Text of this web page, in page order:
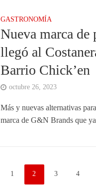
GASTRONOMÍA
Nueva marca
llegó al
Barrio Chick’en
octubre 26, 2023
Más y nuevas alternativas
marca de G&N Brands que
1 2 3 4